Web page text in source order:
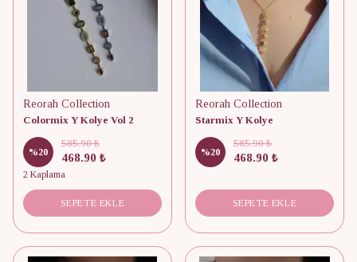
Reorah Collection
Colormix Y Kolye Vol 2
%20
585.90 ₺
468.90 ₺
2 Kaplama
SEPETE EKLE
Reorah Collection
Starmix Y Kolye
%20
585.90 ₺
468.90 ₺
SEPETE EKLE